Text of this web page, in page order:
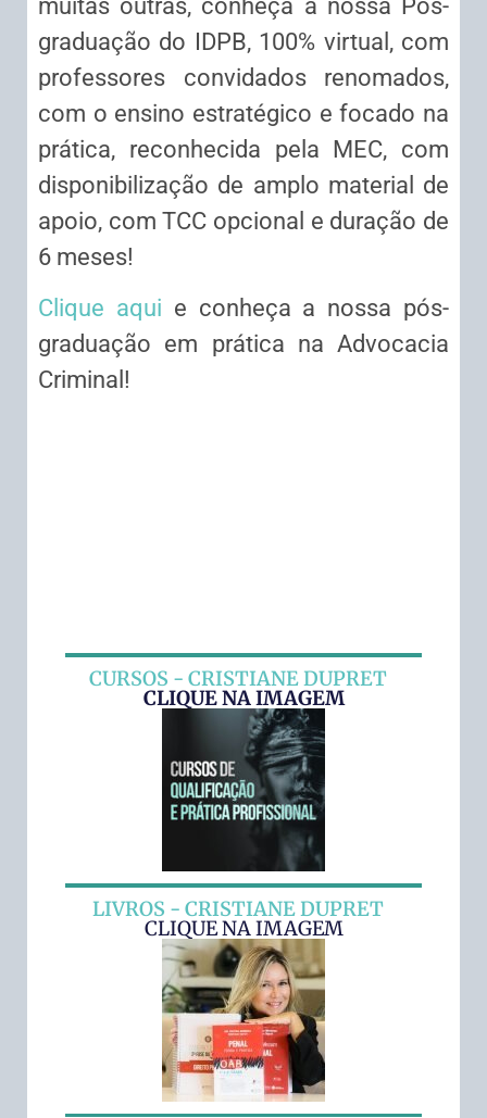
muitas outras, conheça a nossa Pós-
graduação do IDPB, 100% virtual, com
professores convidados renomados,
com o ensino estratégico e focado na
prática, reconhecida pela MEC, com
disponibilização de amplo material de
apoio, com TCC opcional e duração de
6 meses!
Clique aqui e conheça a nossa pós-
graduação em prática na Advocacia
Criminal!
CURSOS - CRISTIANE DUPRET
CLIQUE NA IMAGEM
LIVROS - CRISTIANE DUPRET
CLIQUE NA IMAGEM